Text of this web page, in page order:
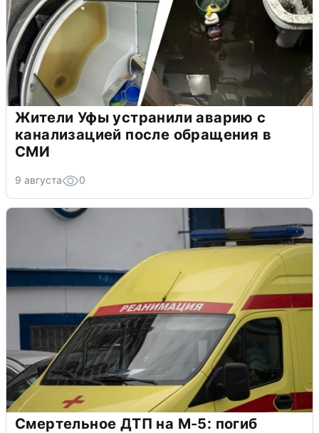
Жители Уфы устранили аварию с
канализацией после обращения в
СМИ
9 августа 0
Смертельное ДТП на М-5: погиб